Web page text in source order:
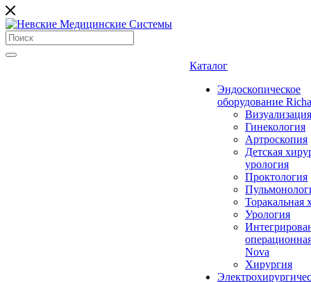
Каталог
Эндоскопическое
оборудование
Визуализация
Гинекология
Артроскопия
Детская
урология
Проктология
Торакальная
Урология
Nova
Хирургия